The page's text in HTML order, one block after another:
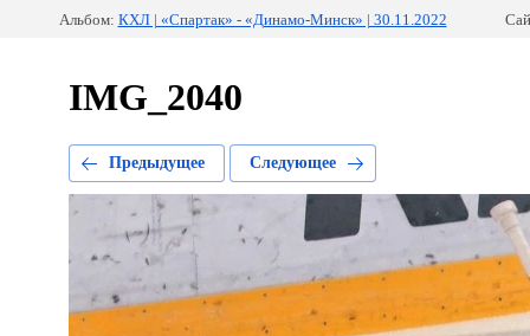
Альбом: КХЛ | «Спартак» - «Динамо-Минск» | 30.11.2022
IMG_2040
Предыдущее Следующее